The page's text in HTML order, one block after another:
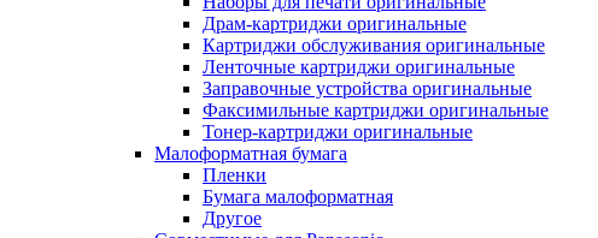
Драм-картриджи оригинальные
Картриджи обслуживания оригинальные
Ленточные картриджи оригинальные
Заправочные устройства оригинальные
Факсимильные картриджи оригинальные
Тонер-картриджи оригинальные
Малоформатная бумага
Пленки
Бумага малоформатная
Другое